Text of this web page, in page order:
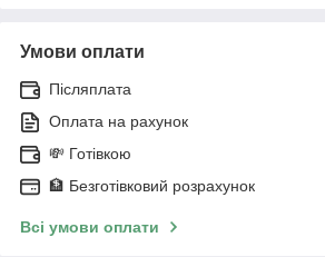
Умови оплати
Післяплата
Оплата на рахунок
💸 Готівкою
🏦 Безготівковий розрахунок
Всі умови оплати